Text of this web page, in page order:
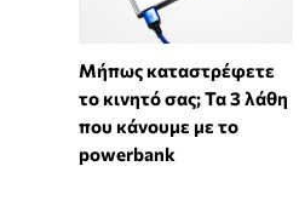
Μήπως καταστρέφετε
το κινητό σας; Τα 3 λάθη
που κάνουμε με το
powerbank